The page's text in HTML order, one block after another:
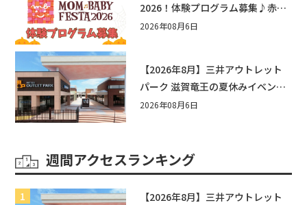
2026！体験プログラム募集♪赤ち
ゃん向けイベントに出演しません
2026年08月6日
【2026年8月】三井アウトレット
パーク 滋賀竜王の夏休みイベント
まとめ！びしょぬれ水あそび・激
2026年08月6日
週間アクセスランキング
【2026年8月】三井アウトレット